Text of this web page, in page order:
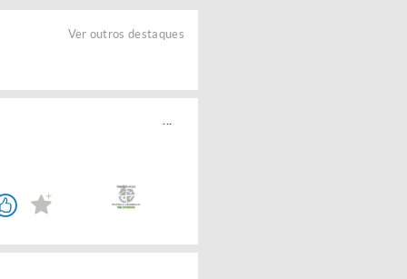
Ver outros destaques